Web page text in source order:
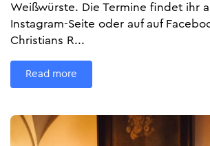
Weißwürste. Die Termine findet ihr
Instagram-Seite oder auf auf
Christians R...
Read more